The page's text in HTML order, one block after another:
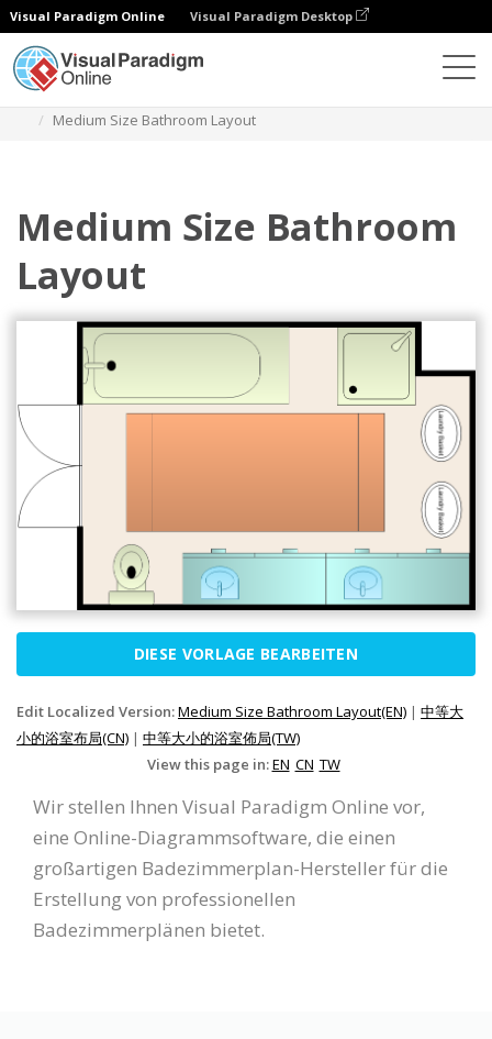
Visual Paradigm Online Visual Paradigm Desktop
Medium Size Bathroom Layout
Medium Size Bathroom
Layout
DIESE VORLAGE BEARBEITEN
Edit Localized Version:Medium Size Bathroom Layout(EN) | 中等大
小的浴室布局(CN) | 中等大小的浴室佈局(TW)
View this page in:EN CN TW
Wir stellen Ihnen Visual Paradigm Online vor,
eine Online-Diagrammsoftware, die einen
großartigen Badezimmerplan-Hersteller für die
Erstellung von professionellen
Badezimmerplänen bietet.